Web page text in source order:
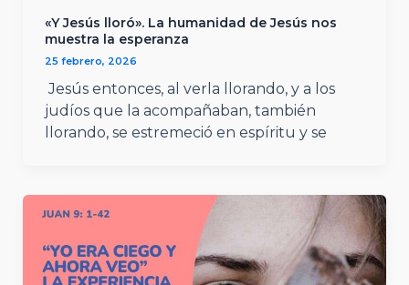
«Y Jesús lloró». La humanidad de Jesús nos
muestra la esperanza
25 febrero, 2026
Jesús entonces, al verla llorando, y a los
judíos que la acompañaban, también
llorando, se estremeció en espíritu y se